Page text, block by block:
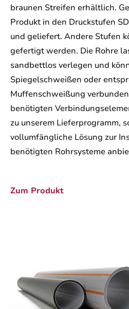
braunen Streifen erhältlich.
Produkt in den Druckstufen
und geliefert. Andere Stufen
gefertigt werden. Die Rohre
sandbettlos verlegen und
Spiegelschweißen oder
Muffenschweißung
benötigten
zu unserem Lieferprogramm,
vollumfängliche Lösung zur
benötigten Rohrsysteme
Zum Produkt